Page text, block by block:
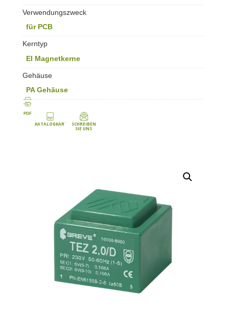
Verwendungszweck
für PCB
Kerntyp
EI Magnetkerne
Gehäuse
PA Gehäuse
PDF
KATALOGKARTE
SCHREIBEN
SIE UNS